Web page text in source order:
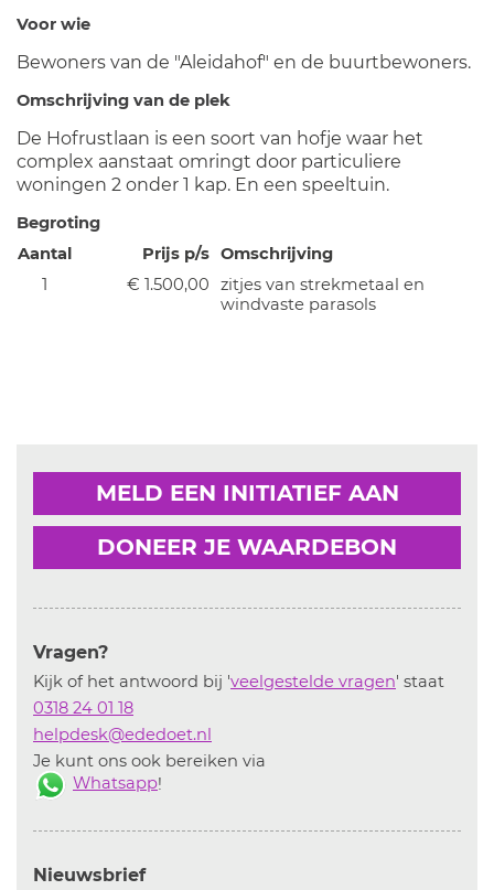
Voor wie
Bewoners van de "Aleidahof" en de buurtbewoners.
Omschrijving van de plek
De Hofrustlaan is een soort van hofje waar het
complex aanstaat omringt door particuliere
woningen 2 onder 1 kap. En een speeltuin.
Begroting
Aantal
Prijs p/s Omschrijving
1
€ 1.500,00
zitjes van strekmetaal en
windvaste parasols
MELD EEN INITIATIEF AAN
DONEER JE WAARDEBON
Vragen?
Kijk of het antwoord bij 'veelgestelde vragen' staat
0318 24 01 18
helpdesk@ededoet.nl
Je kunt ons ook bereiken via
Whatsapp!
Nieuwsbrief